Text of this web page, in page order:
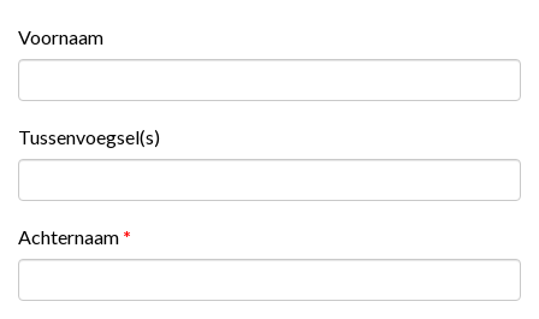
Voornaam
Tussenvoegsel(s)
Achternaam *